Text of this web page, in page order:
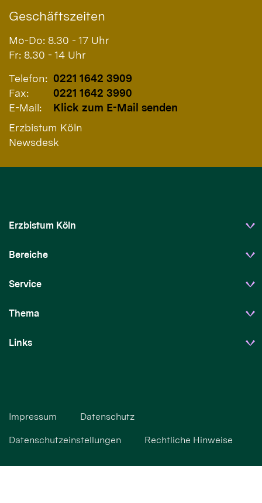
Geschäftszeiten
Mo-Do: 8.30 - 17 Uhr
Fr: 8.30 - 14 Uhr
Telefon: 0221 1642 3909
Fax:
0221 1642 3990
E-Mail:
Klick zum E-Mail senden
Erzbistum Köln
Newsdesk
Erzbistum Köln
Bereiche
Service
Thema
Links
Impressum Datenschutz
Datenschutzeinstellungen Rechtliche Hinweise